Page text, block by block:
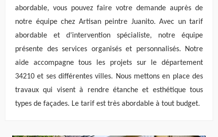
abordable, vous pouvez faire votre demande auprès de
notre équipe chez Artisan peintre Juanito. Avec un tarif
abordable et d’intervention spécialiste, notre équipe
présente des services organisés et personnalisés. Notre
aide accompagne tous les projets sur le département
34210 et ses différentes villes. Nous mettons en place des
travaux qui visent à rendre étanche et esthétique tous
types de façades. Le tarif est très abordable à tout budget.